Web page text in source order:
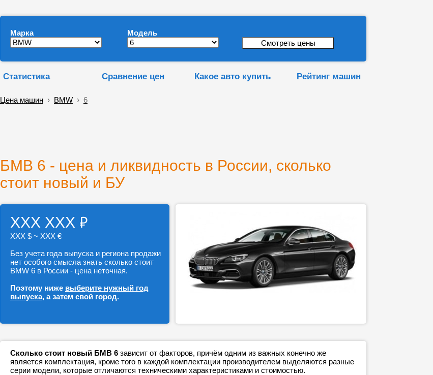
Марка Модель
Статистика Сравнение цен Какое авто купить Рейтинг машин
Цена машин › BMW › 6
БМВ 6 - цена и ликвидность в России, сколько
стоит новый и БУ
ХХХ ХХХ ₽
ХХХ $ ~ ХХХ €
Без учета года выпуска и региона продажи
нет особого смысла знать сколько стоит
BMW 6 в России - цена неточная.
Поэтому ниже выберите нужный год
выпуска, а затем свой город.
Сколько стоит новый БМВ 6 зависит от факторов, причём одним из важных конечно же
является комплектация, кроме того в каждой комплектации производителем выделяются разные
серии модели, которые отличаются техническими характеристиками и стоимостью.